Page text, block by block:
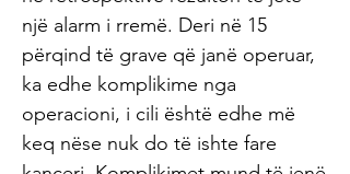
një alarm i rremë. Deri në 15
përqind të grave që janë operuar,
ka edhe komplikime nga
operacioni, i cili është edhe më
keq nëse nuk do të ishte fare